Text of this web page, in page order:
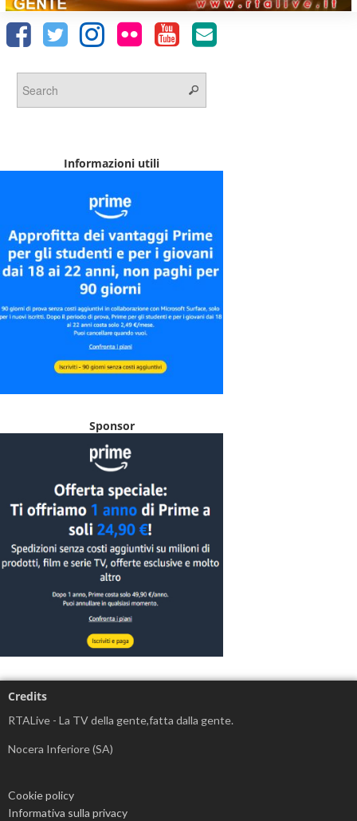
Informazioni utili
Sponsor
Credits
RTALive - La TV della gente,fatta dalla gente.
Nocera Inferiore (SA)
Cookie policy
Informativa sulla privacy